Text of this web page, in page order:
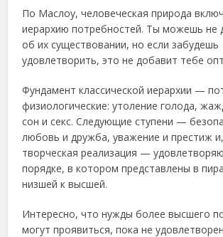
По Маслоу, человеческая природа
иерархию потребностей. Ты можешь не
об их существовании, но если забудешь
удовлетворить, это не добавит тебе
Фундамент классической иерархии —
физиологические: утоление голода,
сон и секс. Следующие ступени —
любовь и дружба, уважение и престиж
творческая реализация —
порядке, в котором представлены в
низшей к высшей.
Интересно, что нужды более высшего
могут проявиться, пока не